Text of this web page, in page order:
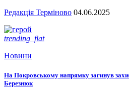
Редакція Терміново 04.06.2025
trending_flat
Новини
На Покровському напрямку загинув
Березнюк